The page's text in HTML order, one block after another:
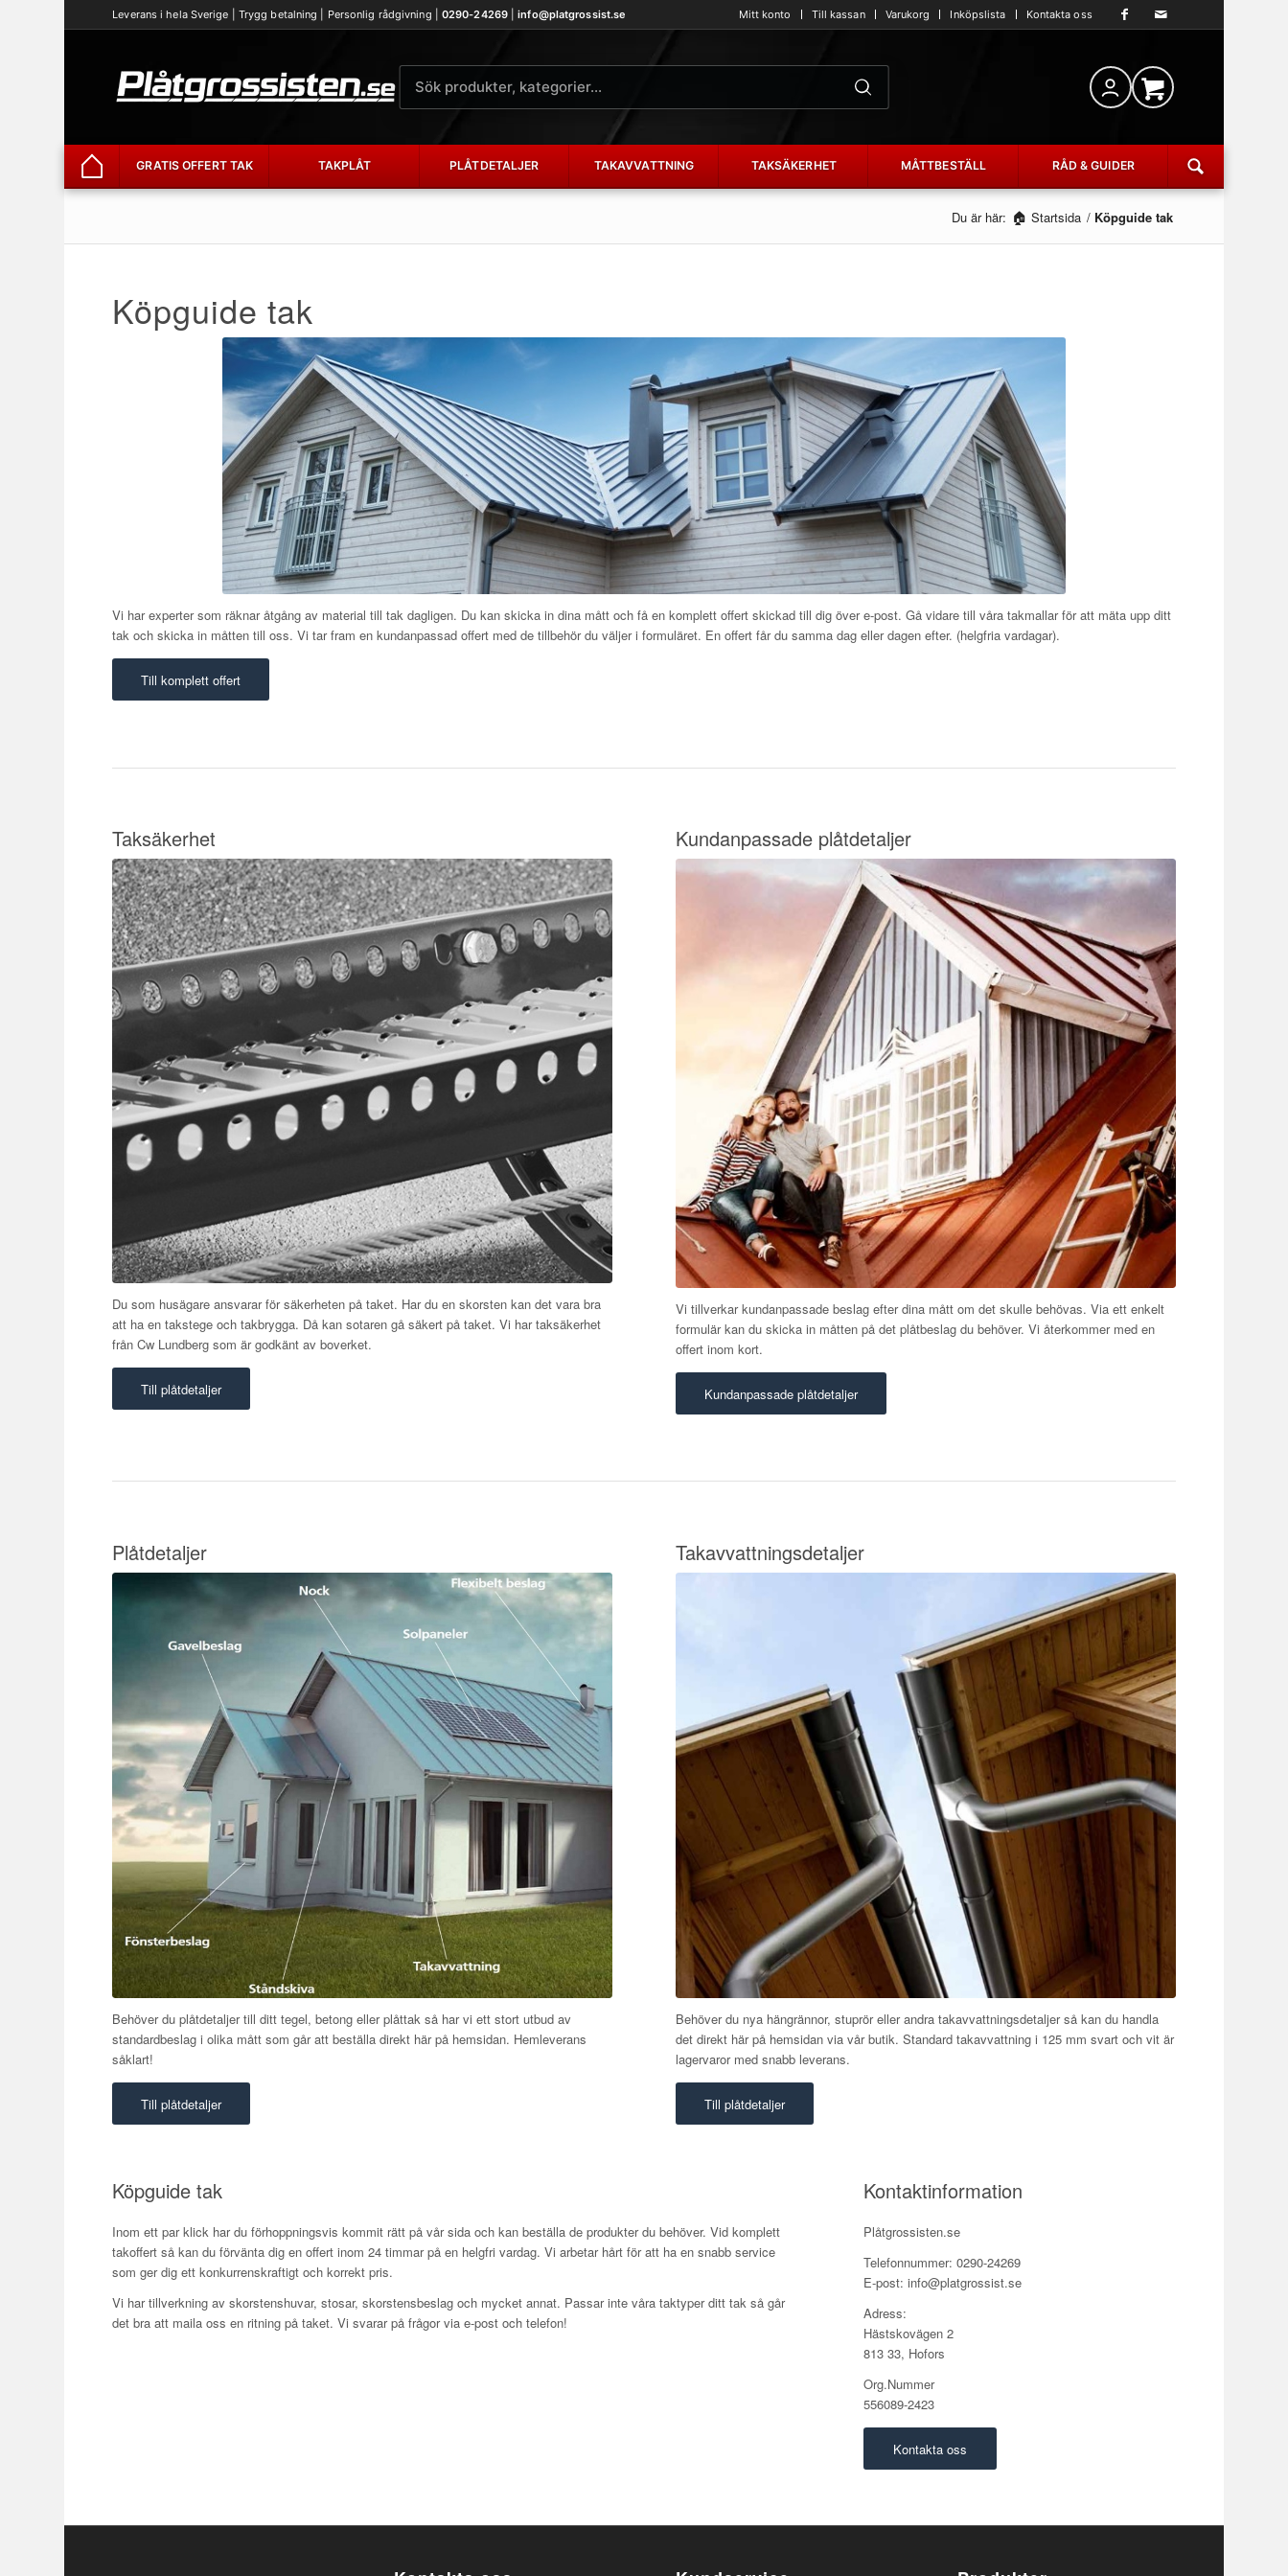
Mitt konto Till kassan Varukorg Inköpslista Kontakta oss
Leverans i hela Sverige | Trygg betalning | Personlig rådgivning | 0290-24269|info@platgrossist.se
Hem
GRATIS OFFERT TAK TAKPLÅT PLÅTDETALJER TAKAVVATTNING TAKSÄKERHET MÅTTBESTÄLL RÅD & GUIDER
Du är här: Startsida / Köpguide tak
Köpguide tak
Vi har experter som räknar åtgång av material till tak dagligen. Du kan skicka in dina mått och få en komplett offert skickad till dig över e-post. Gå vidare till våra takmallar för att mäta upp ditt
tak och skicka in måtten till oss. Vi tar fram en kundanpassad offert med de tillbehör du väljer i formuläret. En offert får du samma dag eller dagen efter. (helgfria vardagar).
Till komplett offert
Taksäkerhet
Du som husägare ansvarar för säkerheten på taket. Har du en skorsten kan det vara bra
att ha en takstege och takbrygga. Då kan sotaren gå säkert på taket. Vi har taksäkerhet
från Cw Lundberg som är godkänt av boverket.
Till plåtdetaljer
Kundanpassade plåtdetaljer
Vi tillverkar kundanpassade beslag efter dina mått om det skulle behövas. Via ett enkelt
formulär kan du skicka in måtten på det plåtbeslag du behöver. Vi återkommer med en
offert inom kort.
Kundanpassade plåtdetaljer
Plåtdetaljer
Behöver du plåtdetaljer till ditt tegel, betong eller plåttak så har vi ett stort utbud av
standardbeslag i olika mått som går att beställa direkt här på hemsidan. Hemleverans
såklart!
Till plåtdetaljer
Takavvattningsdetaljer
Behöver du nya hängrännor, stuprör eller andra takavvattningsdetaljer så kan du handla
det direkt här på hemsidan via vår butik. Standard takavvattning i 125 mm svart och vit är
lagervaror med snabb leverans.
Till plåtdetaljer
Köpguide tak
Inom ett par klick har du förhoppningsvis kommit rätt på vår sida och kan beställa de produkter du behöver. Vid komplett
takoffert så kan du förvänta dig en offert inom 24 timmar på en helgfri vardag. Vi arbetar hårt för att ha en snabb service
som ger dig ett konkurrenskraftigt och korrekt pris.
Vi har tillverkning av skorstenshuvar, stosar, skorstensbeslag och mycket annat. Passar inte våra taktyper ditt tak så går
det bra att maila oss en ritning på taket. Vi svarar på frågor via e-post och telefon!
Kontaktinformation
Plåtgrossisten.se
Telefonnummer: 0290-24269
E-post: info@platgrossist.se
Adress:
Hästskovägen 2
813 33, Hofors
Org.Nummer
556089-2423
Kontakta oss